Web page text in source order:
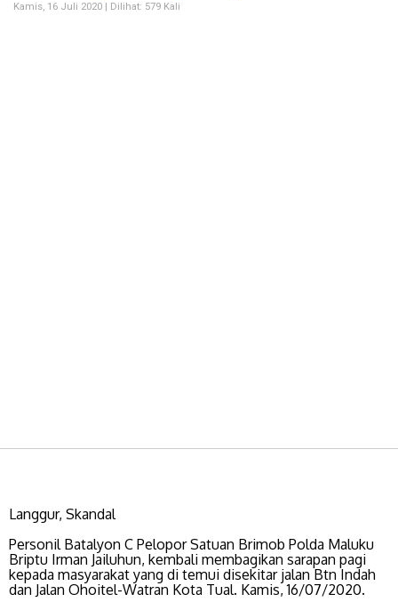
Kamis, 16 Juli 2020 | Dilihat: 579 Kali
Langgur, Skandal
Personil Batalyon C Pelopor Satuan Brimob Polda Maluku
Briptu Irman Jailuhun, kembali membagikan sarapan pagi
kepada masyarakat yang di temui disekitar jalan Btn Indah
dan Jalan Ohoitel-Watran Kota Tual. Kamis, 16/07/2020.